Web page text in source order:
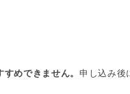
めできません。 申し込み後